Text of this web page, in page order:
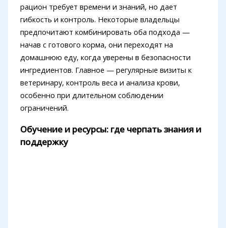
рацион требует времени и знаний, но дает
гибкость и контроль. Некоторые владельцы
предпочитают комбинировать оба подхода —
начав с готового корма, они переходят на
домашнюю еду, когда уверены в безопасности
ингредиентов. Главное — регулярные визиты к
ветеринару, контроль веса и анализа крови,
особенно при длительном соблюдении
ограничений.
Обучение и ресурсы: где черпать знания и
поддержку